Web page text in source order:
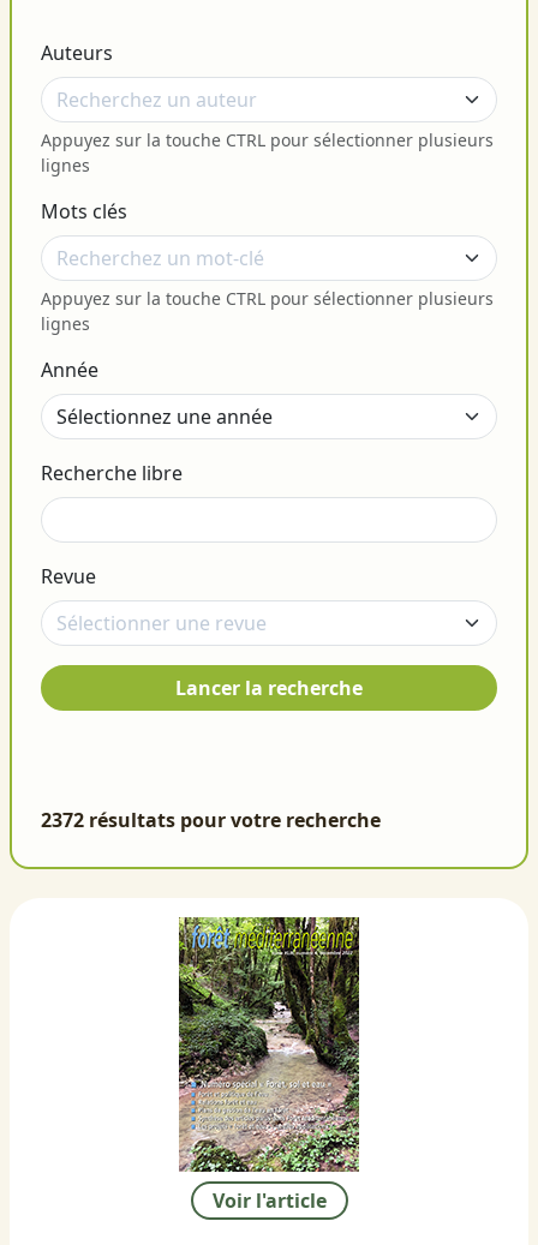
Auteurs
Appuyez sur la touche CTRL pour sélectionner plusieurs
lignes
Mots clés
Appuyez sur la touche CTRL pour sélectionner plusieurs
lignes
Année
Recherche libre
Revue
Lancer la recherche
2372 résultats pour votre recherche
Voir l'article